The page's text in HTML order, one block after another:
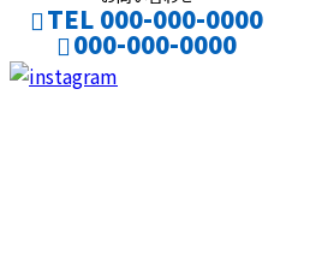
TEL 000-000-0000
000-000-0000